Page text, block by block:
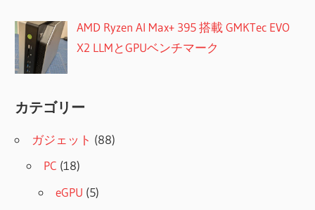
AMD Ryzen AI Max+ 395 搭載 GMKTec EVO
X2 LLMとGPUベンチマーク
カテゴリー
ガジェット (88)
PC (18)
eGPU (5)